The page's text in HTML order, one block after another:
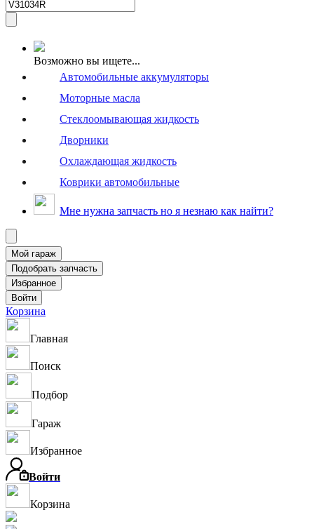
Возможно вы ищете...
Автомобильные аккумуляторы
Моторные масла
Стеклоомывающая жидкость
Дворники
Охлаждающая жидкость
Коврики автомобильные
Мне нужна запчасть но я незнаю как найти?
Корзина
Главная
Поиск
Подбор
Гараж
Избранное
Войти
Корзина